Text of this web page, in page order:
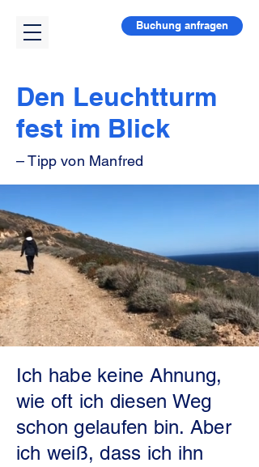
Buchung anfragen
Den Leuchtturm
fest im Blick
– Tipp von Manfred
Ich habe keine Ahnung,
wie oft ich diesen Weg
schon gelaufen bin. Aber
ich weiß, dass ich ihn